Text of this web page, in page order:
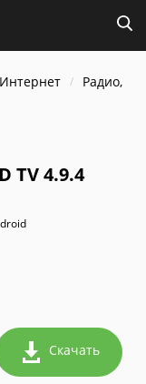
Интернет
Радио,
TV 4.9.4
Скачать